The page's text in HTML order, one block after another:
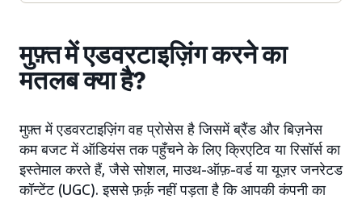
मुफ़्त में एडवरटाइज़िंग करने का
मतलब क्या है?
मुफ़्त में एडवरटाइज़िंग वह प्रोसेस है जिसमें ब्रैंड और बिज़नेस
कम बजट में ऑडियंस तक पहुँचने के लिए क्रिएटिव या रिसॉर्स का
इस्तेमाल करते हैं, जैसे सोशल, माउथ-ऑफ़-वर्ड या यूज़र जनरेटड
कॉन्टेंट (UGC). इससे फ़र्क़ नहीं पड़ता है कि आपकी कंपनी का